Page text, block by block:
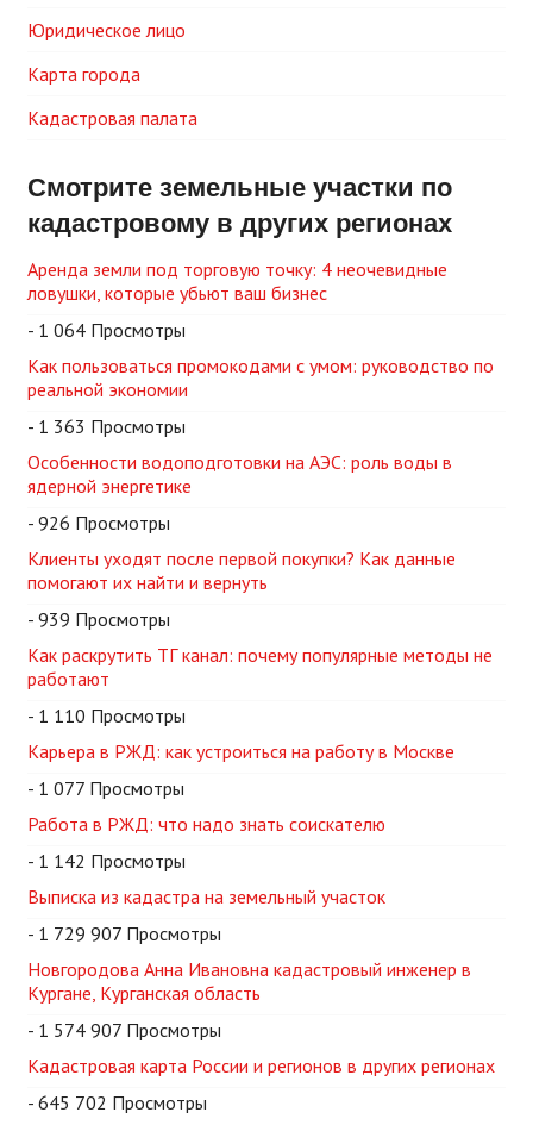
Юридическое лицо
Карта города
Кадастровая палата
Смотрите земельные участки по
кадастровому в других регионах
Аренда земли под торговую точку: 4 неочевидные
ловушки, которые убьют ваш бизнес
- 1 064 Просмотры
Как пользоваться промокодами с умом: руководство по
реальной экономии
- 1 363 Просмотры
Особенности водоподготовки на АЭС: роль воды в
ядерной энергетике
- 926 Просмотры
Клиенты уходят после первой покупки? Как данные
помогают их найти и вернуть
- 939 Просмотры
Как раскрутить ТГ канал: почему популярные методы не
работают
- 1 110 Просмотры
Карьера в РЖД: как устроиться на работу в Москве
- 1 077 Просмотры
Работа в РЖД: что надо знать соискателю
- 1 142 Просмотры
Выписка из кадастра на земельный участок
- 1 729 907 Просмотры
Новгородова Анна Ивановна кадастровый инженер в
Кургане, Курганская область
- 1 574 907 Просмотры
Кадастровая карта России и регионов в других регионах
- 645 702 Просмотры